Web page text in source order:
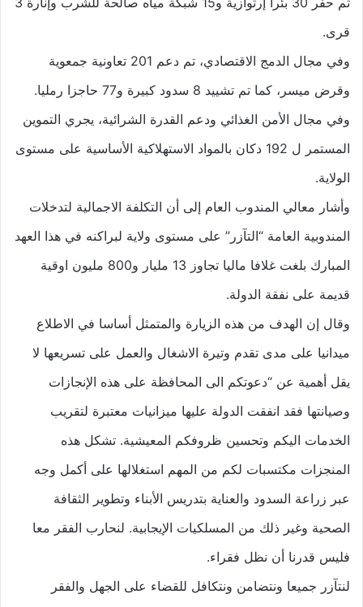
قرى.
وفي مجال الدمج الاقتصادي، تم دعم 201 تعاونية جمعوية
وقرض ميسر، كما تم تشييد 8 سدود كبيرة و77 حاجزا رمليا.
وفي مجال الأمن الغذائي ودعم القدرة الشرائية، يجري التموين
المستمر ل 192 دكان بالمواد الاستهلاكية الأساسية على مستوى
الولاية.
وأشار معالي المندوب العام إلى أن التكلفة الاجمالية لتدخلات
المندوبية العامة “التآزر” على مستوى ولاية لبراكنه في هذا العهد
المبارك بلغت غلافا ماليا تجاوز 13 مليار و800 مليون اوقية
قديمة على نفقة الدولة.
وقال إن الهدف من هذه الزيارة والمتمثل أساسا في الاطلاع
ميدانيا على مدى تقدم وتيرة الاشغال والعمل على تسريعها لا
يقل أهمية عن “دعوتكم الى المحافظة على هذه الإنجازات
وصيانتها فقد انفقت الدولة عليها ميزانيات معتبرة لتقريب
الخدمات اليكم وتحسين ظروفكم المعيشية. تشكل هذه
المنجزات مكتسبات لكم من المهم استغلالها على أكمل وجه
عبر زراعة السدود والعناية بتدريس الأبناء وتطوير الثقافة
الصحية وغير ذلك من المسلكيات الإيجابية. لنحارب الفقر معا
فليس قدرنا أن نظل فقراء.
لنتآزر جميعا ونتضامن ونتكافل للقضاء على الجهل والفقر